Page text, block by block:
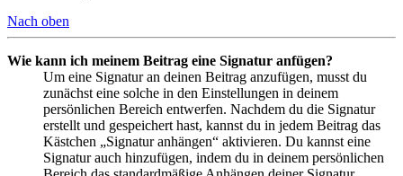
Nach oben
Wie kann ich meinem Beitrag eine Signatur anfügen?
Um eine Signatur an deinen Beitrag anzufügen, musst du
zunächst eine solche in den Einstellungen in deinem
persönlichen Bereich entwerfen. Nachdem du die Signatur
erstellt und gespeichert hast, kannst du in jedem Beitrag das
Kästchen „Signatur anhängen“ aktivieren. Du kannst eine
Signatur auch hinzufügen, indem du in deinem persönlichen